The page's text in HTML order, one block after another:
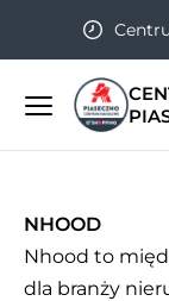
Menu
główne
stronie
Strona główna
NHOOD
Nhood to
dla branży